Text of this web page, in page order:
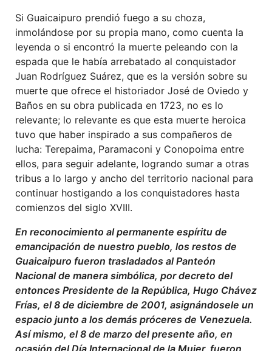
Si Guaicaipuro prendió fuego a su choza,
inmolándose por su propia mano, como cuenta la
leyenda o si encontró la muerte peleando con la
espada que le había arrebatado al conquistador
Juan Rodríguez Suárez, que es la versión sobre su
muerte que ofrece el historiador José de Oviedo y
Baños en su obra publicada en 1723, no es lo
relevante; lo relevante es que esta muerte heroica
tuvo que haber inspirado a sus compañeros de
lucha: Terepaima, Paramaconi y Conopoima entre
ellos, para seguir adelante, logrando sumar a otras
tribus a lo largo y ancho del territorio nacional para
continuar hostigando a los conquistadores hasta
comienzos del siglo XVIII.
En reconocimiento al permanente espíritu de
emancipación de nuestro pueblo, los restos de
Guaicaipuro fueron trasladados al Panteón
Nacional de manera simbólica, por decreto del
entonces Presidente de la República, Hugo Chávez
Frías, el 8 de diciembre de 2001, asignándosele un
espacio junto a los demás próceres de Venezuela.
Así mismo, el 8 de marzo del presente año, en
ocasión del Día Internacional de la Mujer, fueron